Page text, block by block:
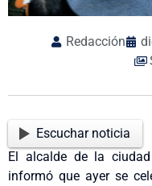
Redacción
Escuchar noticia
El alcalde de la
informó que ayer se